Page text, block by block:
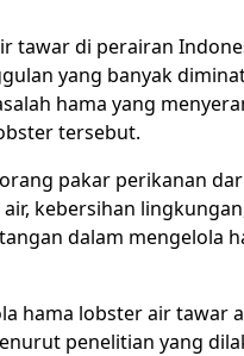
tawar di perairan
yang banyak
hama yang
tersebut.
pakar perikanan
kebersihan
dalam mengelola
hama lobster air tawar
penelitian yang